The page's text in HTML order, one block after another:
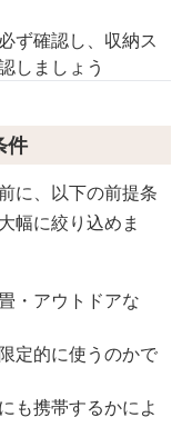
ず確認し、収納ス
しましょう
件
に、以下の前提条
幅に絞り込めま
・アウトドアな
定的に使うのかで
も携帯するかによ